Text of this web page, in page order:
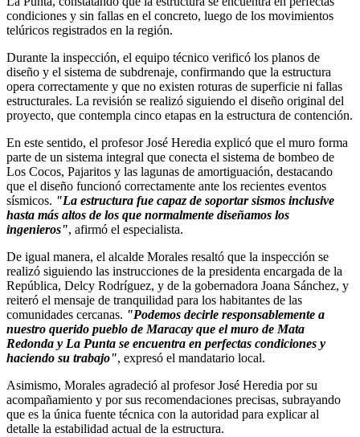
condiciones y sin fallas en el concreto, luego de los movimientos
telúricos registrados en la región.
Durante la inspección, el equipo técnico verificó los planos de
diseño y el sistema de subdrenaje, confirmando que la estructura
opera correctamente y que no existen roturas de superficie ni fallas
estructurales. La revisión se realizó siguiendo el diseño original del
proyecto, que contempla cinco etapas en la estructura de contención.
En este sentido, el profesor José Heredia explicó que el muro forma
parte de un sistema integral que conecta el sistema de bombeo de
Los Cocos, Pajaritos y las lagunas de amortiguación, destacando
que el diseño funcionó correctamente ante los recientes eventos
sísmicos. "La estructura fue capaz de soportar sismos inclusive
hasta más altos de los que normalmente diseñamos los
ingenieros", afirmó el especialista.
De igual manera, el alcalde Morales resaltó que la inspección se
realizó siguiendo las instrucciones de la presidenta encargada de la
República, Delcy Rodríguez, y de la gobernadora Joana Sánchez, y
reiteró el mensaje de tranquilidad para los habitantes de las
comunidades cercanas. "Podemos decirle responsablemente a
nuestro querido pueblo de Maracay que el muro de Mata
Redonda y La Punta se encuentra en perfectas condiciones y
haciendo su trabajo", expresó el mandatario local.
Asimismo, Morales agradeció al profesor José Heredia por su
acompañamiento y por sus recomendaciones precisas, subrayando
que es la única fuente técnica con la autoridad para explicar al
detalle la estabilidad actual de la estructura.